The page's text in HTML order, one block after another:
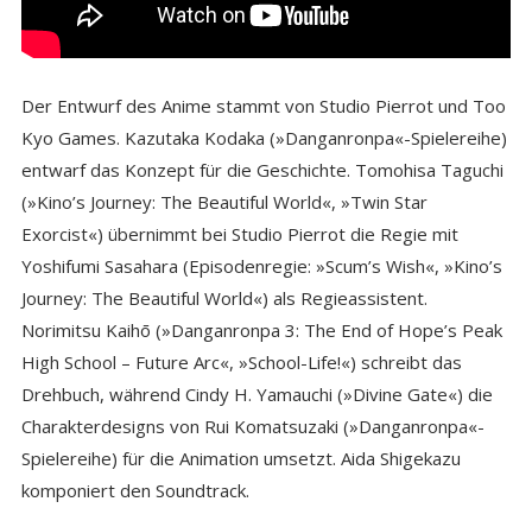
Der Entwurf des Anime stammt von Studio Pierrot und Too
Kyo Games. Kazutaka Kodaka (»Danganronpa«-Spielereihe)
entwarf das Konzept für die Geschichte. Tomohisa Taguchi
(»Kino’s Journey: The Beautiful World«, »Twin Star
Exorcist«) übernimmt bei Studio Pierrot die Regie mit
Yoshifumi Sasahara (Episodenregie: »Scum’s Wish«, »Kino’s
Journey: The Beautiful World«) als Regieassistent.
Norimitsu Kaihō (»Danganronpa 3: The End of Hope’s Peak
High School – Future Arc«, »School-Life!«) schreibt das
Drehbuch, während Cindy H. Yamauchi (»Divine Gate«) die
Charakterdesigns von Rui Komatsuzaki (»Danganronpa«-
Spielereihe) für die Animation umsetzt. Aida Shigekazu
komponiert den Soundtrack.